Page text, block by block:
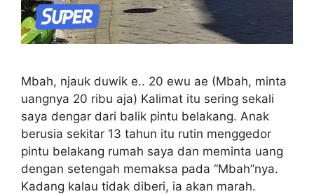
Mbah, njauk duwik e.. 20 ewu ae (Mbah, minta
uangnya 20 ribu aja) Kalimat itu sering sekali
saya dengar dari balik pintu belakang. Anak
berusia sekitar 13 tahun itu rutin menggedor
pintu belakang rumah saya dan meminta uang
dengan setengah memaksa pada “Mbah”nya.
Kadang kalau tidak diberi, ia akan marah.